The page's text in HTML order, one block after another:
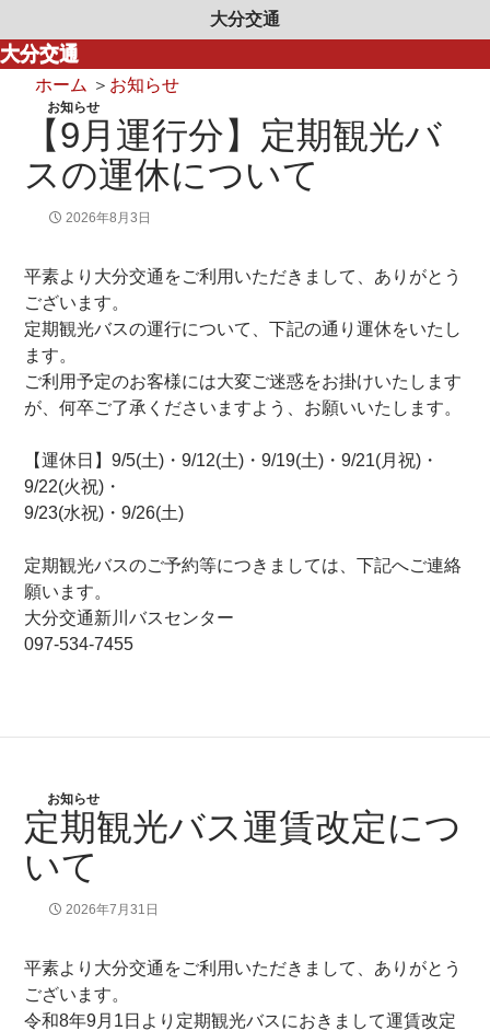
大分交通
大分交通
ホーム ＞ お知らせ
お知らせ
【9月運行分】定期観光バ
スの運休について
2026年8月3日
平素より大分交通をご利用いただきまして、ありがとう
ございます。
定期観光バスの運行について、下記の通り運休をいたし
ます。
ご利用予定のお客様には大変ご迷惑をお掛けいたします
が、何卒ご了承くださいますよう、お願いいたします。
【運休日】9/5(土)・9/12(土)・9/19(土)・9/21(月祝)・
9/22(火祝)・
9/23(水祝)・9/26(土)
定期観光バスのご予約等につきましては、下記へご連絡
願います。
大分交通新川バスセンター
097-534-7455
お知らせ
定期観光バス運賃改定につ
いて
2026年7月31日
平素より大分交通をご利用いただきまして、ありがとう
ございます。
令和8年9月1日より定期観光バスにおきまして運賃改定